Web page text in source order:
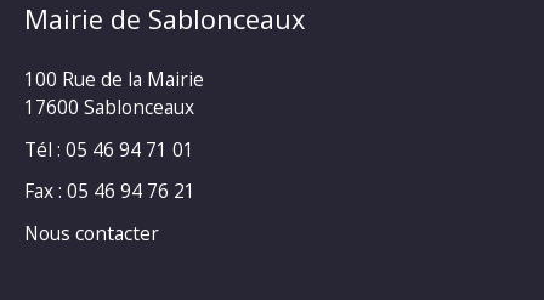
Mairie de Sablonceaux
100 Rue de la Mairie
17600 Sablonceaux
Tél : 05 46 94 71 01
Fax : 05 46 94 76 21
Nous contacter